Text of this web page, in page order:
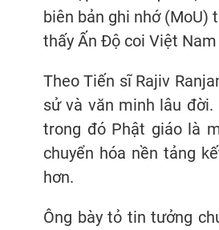
biên bản ghi nhớ (MoU)
thấy Ấn Độ coi Việt
Theo Tiến sĩ Rajiv
sử và văn minh lâu
trong đó Phật giáo là
chuyển hóa nền tảng
hơn.
Ông bày tỏ tin tưởng